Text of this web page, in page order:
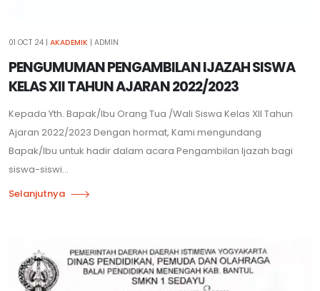
01 OCT 24 | AKADEMIK | ADMIN
PENGUMUMAN PENGAMBILAN IJAZAH SISWA
KELAS XII TAHUN AJARAN 2022/2023
Kepada Yth. Bapak/Ibu Orang Tua /Wali Siswa Kelas XII Tahun
Ajaran 2022/2023 Dengan hormat, Kami mengundang
Bapak/Ibu untuk hadir dalam acara Pengambilan Ijazah bagi
siswa-siswi...
Selanjutnya